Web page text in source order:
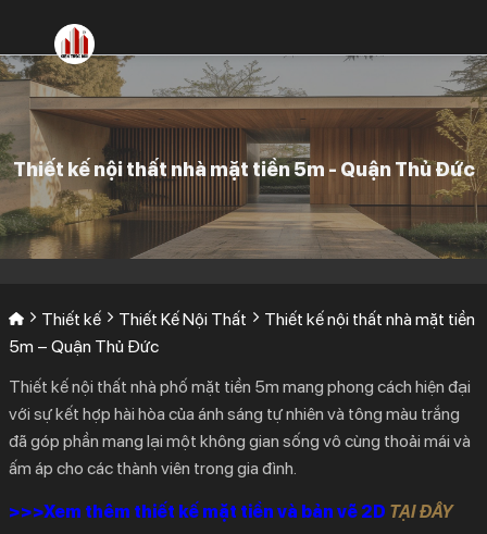
nội
dung
Thiết kế nội thất nhà mặt tiền 5m - Quận Thủ Đức
Thiết kế Thiết Kế Nội Thất
Thiết kế nội thất nhà mặt tiền
5m – Quận Thủ Đức
Thiết kế nội thất nhà phố mặt tiền 5m mang phong cách hiện đại
với sự kết hợp hài hòa của ánh sáng tự nhiên và tông màu trắng
đã góp phần mang lại một không gian sống vô cùng thoải mái và
ấm áp cho các thành viên trong gia đình.
>>>Xem thêm thiết kế mặt tiền và bản vẽ 2D TẠI ĐÂY